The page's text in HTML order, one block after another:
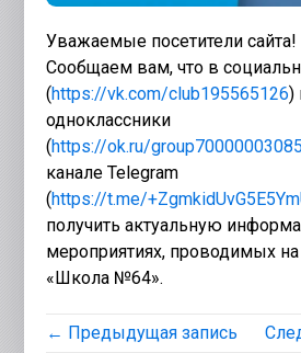
Уважаемые посетители сайта!
Сообщаем вам, что в
(https://vk.com/club195565126)
одноклассники
(https://ok.ru/
канале Telegram
(https://t.me/
получить актуальную
мероприятиях, проводимых
«Школа №64».
← Предыдущая запись